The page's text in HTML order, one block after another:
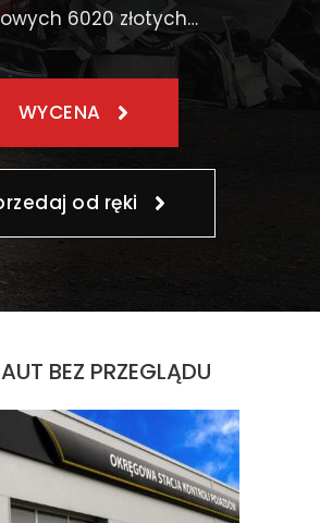
6020 złotych…
WYCENA
od ręki
BEZ PRZEGLĄDU